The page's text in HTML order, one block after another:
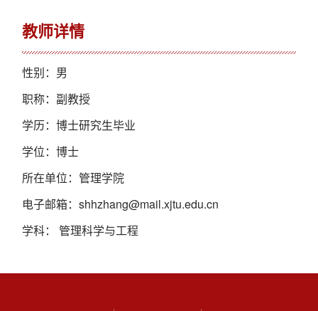
教师详情
性别：男
职称：副教授
学历：博士研究生毕业
学位：博士
所在单位：管理学院
电子邮箱：shhzhang@mail.xjtu.edu.cn
学科： 管理科学与工程